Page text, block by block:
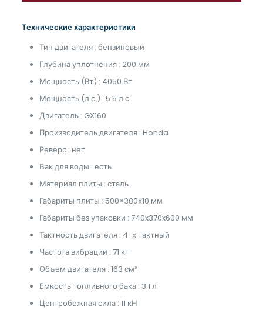
Технические характеристики
Тип двигателя : бензиновый
Глубина уплотнения : 200 мм
Мощность (Вт) : 4050 Вт
Мощность (л.с.) : 5.5 л.с.
Двигатель : GX160
Производитель двигателя : Honda
Реверс : нет
Бак для воды : есть
Материал плиты : сталь
Габариты плиты : 500×380х10 мм
Габариты без упаковки : 740x370x600 мм
Тактность двигателя : 4-х тактный
Частота вибрации : 71 кг
Объем двигателя : 163 см³
Емкость топливного бака : 3.1 л
Центробежная сила : 11 кН